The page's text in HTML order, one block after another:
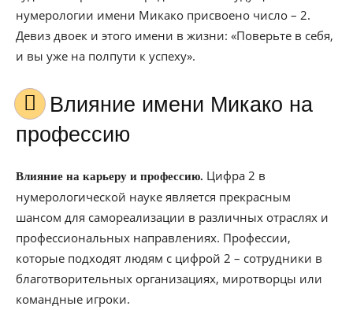
нумерологии имени Микако присвоено число – 2.
Девиз двоек и этого имени в жизни: «Поверьте в себя,
и вы уже на полпути к успеху».
Влияние имени Микако на
профессию
Влияние на карьеру и профессию. Цифра 2 в
нумерологической науке является прекрасным
шансом для самореализации в различных отраслях и
профессиональных направлениях. Профессии,
которые подходят людям с цифрой 2 – сотрудники в
благотворительных организациях, миротворцы или
командные игроки.